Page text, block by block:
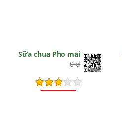
Sữa chua Pho mai
0 đ